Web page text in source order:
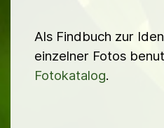
Als Findbuch zur
einzelner Fotos
Fotokatalog.